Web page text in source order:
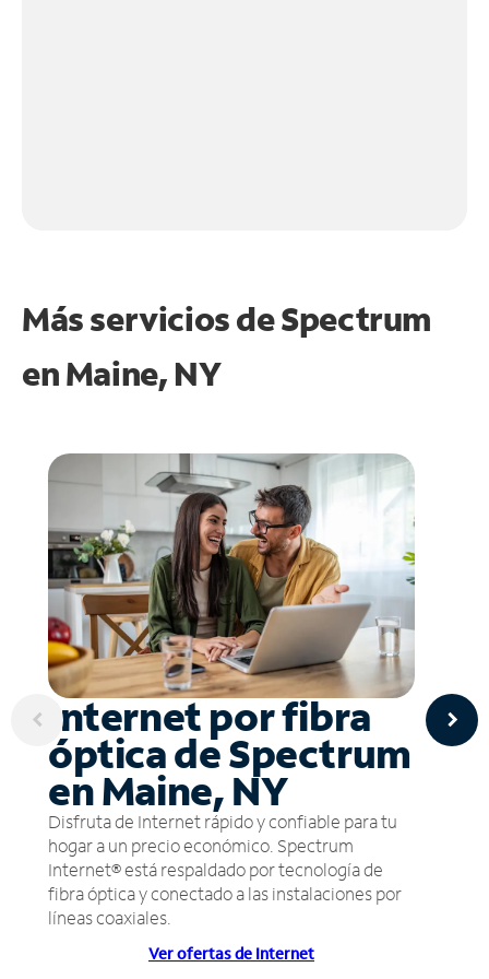
Más servicios de Spectrum
enMaine, NY
Internet por fibra
óptica de Spectrum
en Maine, NY
Disfruta de Internet rápido y confiable para tu
hogar a un precio económico. Spectrum
Internet® está respaldado por tecnología de
fibra óptica y conectado a las instalaciones por
líneas coaxiales.
Ver ofertas de Internet